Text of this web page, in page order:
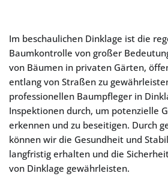
Im beschaulichen Dinklage ist die
Baumkontrolle von großer
von Bäumen in privaten Gärten,
entlang von Straßen zu
professionellen Baumpfleger in
Inspektionen durch, um potenzielle
erkennen und zu beseitigen. Durch
können wir die Gesundheit und
langfristig erhalten und die
von Dinklage gewährleisten.